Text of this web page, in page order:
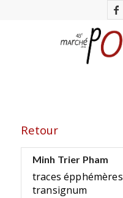
Retour
Minh Trier Pham
traces épphémères
transignum